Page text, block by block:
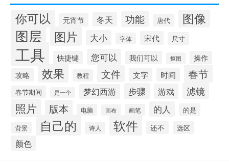
你可以 元宵节 冬天 功能 唐代 图像
图层 图片 大小 字体 宋代 尺寸
工具 快捷键 您可以 我们可以 抠图
操作
攻略
效果 教程 文件 文字 时间 春节
春节期间 是一个 梦幻西游 步骤 游戏 滤镜
照片 版本 电脑 画布 画笔 的人 的是
背景 自己的 诗人 软件 还不 选区
颜色